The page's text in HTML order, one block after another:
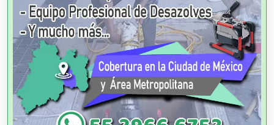
Artesanías
Artículos de Oficina
Artículos de Piel